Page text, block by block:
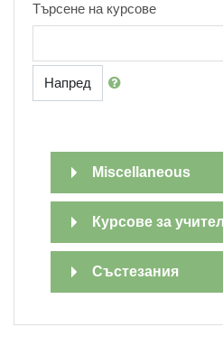
Търсене на курсове
Напред
Miscellaneous
Курсове за
Състезания